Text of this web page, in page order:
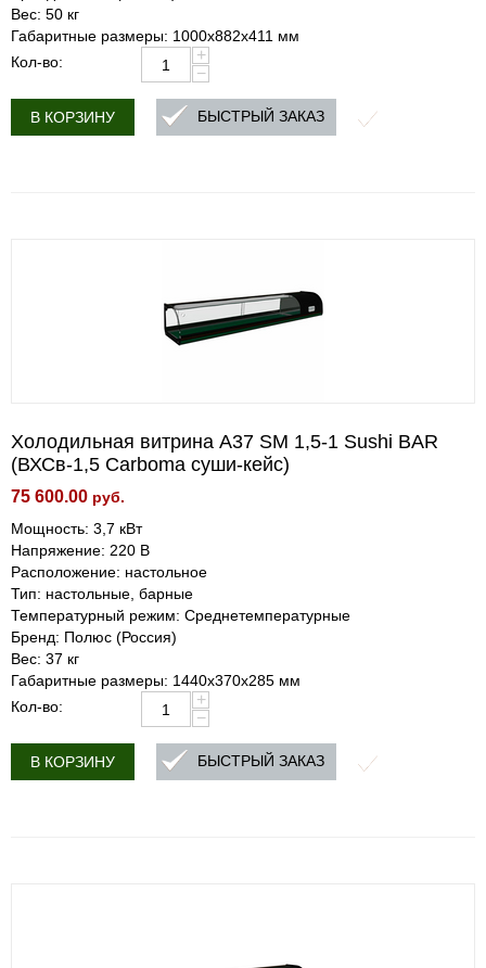
Вес: 50 кг
Габаритные размеры: 1000х882х411 мм
Кол-во:
+
−
В КОРЗИНУ БЫСТРЫЙ ЗАКАЗ
Холодильная витрина A37 SM 1,5-1 Sushi BAR
(ВХСв-1,5 Carboma суши-кейс)
75 600.00 руб.
Мощность: 3,7 кВт
Напряжение: 220 В
Расположение: настольное
Тип: настольные, барные
Температурный режим: Среднетемпературные
Бренд: Полюс (Россия)
Вес: 37 кг
Габаритные размеры: 1440х370х285 мм
Кол-во:
+
−
В КОРЗИНУ БЫСТРЫЙ ЗАКАЗ